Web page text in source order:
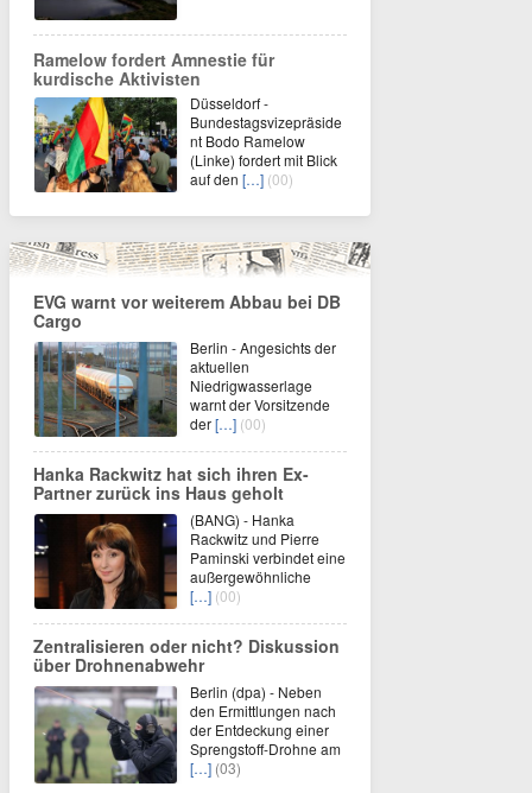
Ramelow fordert Amnestie für
kurdische Aktivisten
Düsseldorf -
Bundestagsvizepräside
nt Bodo Ramelow
(Linke) fordert mit Blick
auf den […] (00)
EVG warnt vor weiterem Abbau bei DB
Cargo
Berlin - Angesichts der
aktuellen
Niedrigwasserlage
warnt der Vorsitzende
der[…] (00)
Hanka Rackwitz hat sich ihren Ex-
Partner zurück ins Haus geholt
(BANG) - Hanka
Rackwitz und Pierre
Paminski verbindet eine
außergewöhnliche
[…] (00)
Zentralisieren oder nicht? Diskussion
über Drohnenabwehr
Berlin (dpa) - Neben
den Ermittlungen nach
der Entdeckung einer
Sprengstoff-Drohne am
[…] (03)